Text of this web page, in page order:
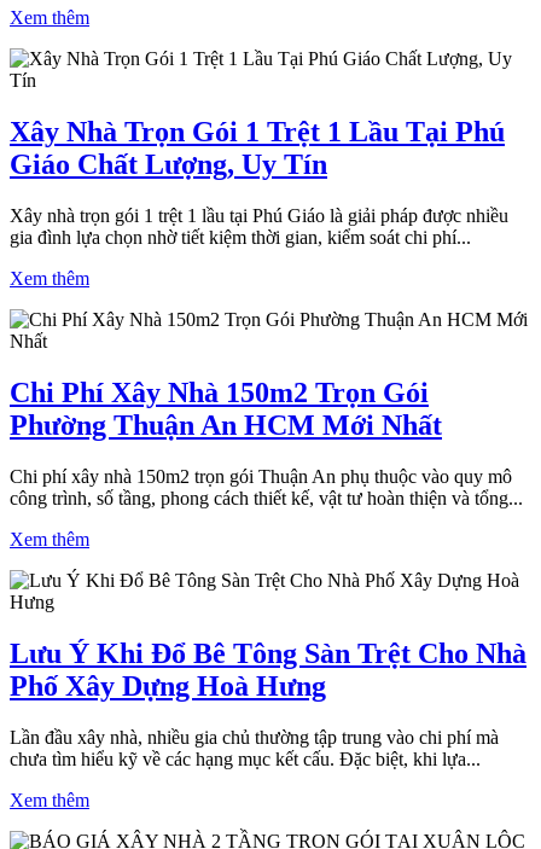
Xem thêm
Xây Nhà Trọn Gói 1 Trệt 1 Lầu Tại Phú
Giáo Chất Lượng, Uy Tín
Xây nhà trọn gói 1 trệt 1 lầu tại Phú Giáo là giải pháp được nhiều
gia đình lựa chọn nhờ tiết kiệm thời gian, kiểm soát chi phí...
Xem thêm
Chi Phí Xây Nhà 150m2 Trọn Gói
Phường Thuận An HCM Mới Nhất
Chi phí xây nhà 150m2 trọn gói Thuận An phụ thuộc vào quy mô
công trình, số tầng, phong cách thiết kế, vật tư hoàn thiện và tổng...
Xem thêm
Lưu Ý Khi Đổ Bê Tông Sàn Trệt Cho Nhà
Phố Xây Dựng Hoà Hưng
Lần đầu xây nhà, nhiều gia chủ thường tập trung vào chi phí mà
chưa tìm hiểu kỹ về các hạng mục kết cấu. Đặc biệt, khi lựa...
Xem thêm